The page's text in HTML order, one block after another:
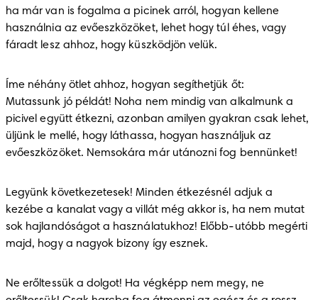
ha már van is fogalma a picinek arról, hogyan kellene
használnia az evőeszközöket, lehet hogy túl éhes, vagy
fáradt lesz ahhoz, hogy küszködjön velük.
Íme néhány ötlet ahhoz, hogyan segíthetjük őt:
Mutassunk jó példát! Noha nem mindig van alkalmunk a
picivel együtt étkezni, azonban amilyen gyakran csak lehet,
üljünk le mellé, hogy láthassa, hogyan használjuk az
evőeszközöket. Nemsokára már utánozni fog bennünket!
Legyünk következetesek! Minden étkezésnél adjuk a
kezébe a kanalat vagy a villát még akkor is, ha nem mutat
sok hajlandóságot a használatukhoz! Előbb-utóbb megérti
majd, hogy a nagyok bizony így esznek.
Ne erőltessük a dolgot! Ha végképp nem megy, ne